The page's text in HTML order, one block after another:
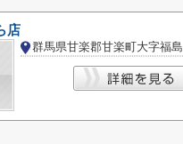
店
群馬県甘楽郡甘楽町大字福島